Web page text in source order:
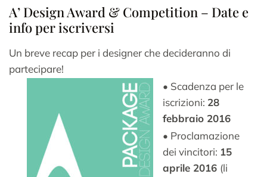
A’ Design Award & Competition – Date e
info per iscriversi
Un breve recap per i designer che decideranno di
partecipare!
• Scadenza per le
iscrizioni: 28
febbraio 2016
• Proclamazione
dei vincitori: 15
aprile 2016 (li